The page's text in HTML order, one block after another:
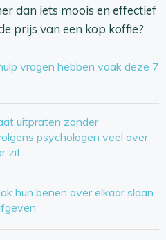
dan iets moois en effectief
prijs van een kop koffie?
vragen hebben vaak deze 7
uitpraten zonder
psychologen veel over
zit
hun benen over elkaar slaan